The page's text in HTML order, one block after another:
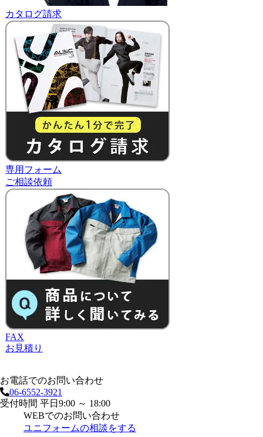
カタログ請求
専用フォーム
ご相談依頼
FAX
お見積り
お電話でのお問い合わせ
06-6552-3921
受付時間 平日9:00 ～ 18:00
WEBでのお問い合わせ
ユニフォームの相談をする